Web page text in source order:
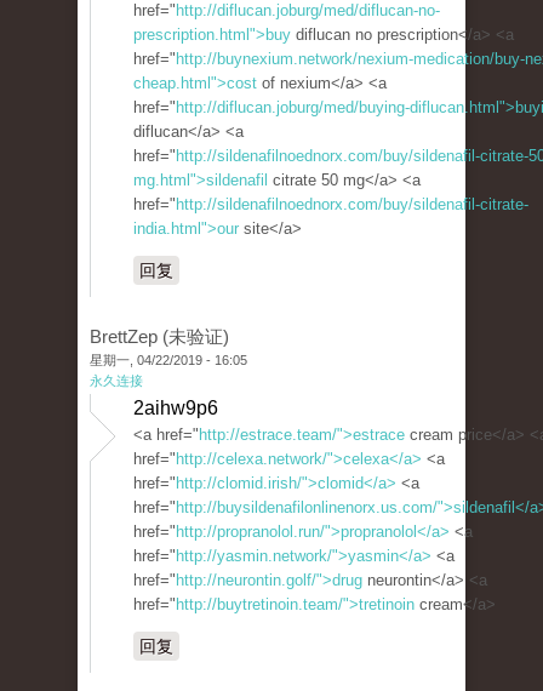
href=" http://diflucan.joburg/med/diflucan-no-
prescription.html">buy diflucan no prescription</a> <a
href=" http://buynexium.network/nexium-medication/buy-
cheap.html">cost of nexium</a> <a
href=" http://diflucan.joburg/med/buying-
diflucan</a> <a
href=" http://sildenafilnoednorx.com/buy/sildenafil-citrate-
mg.html">sildenafil citrate 50 mg</a> <a
href=" http://sildenafilnoednorx.com/buy/sildenafil-citrate-
india.html">our site</a>
回复
BrettZep (未验证)
星期一, 04/22/2019 - 16:05
永久连接
2aihw9p6
<a href=" http://estrace.team/">estrace cream price</a>
href=" http://celexa.network/">celexa</a> <a
href=" http://clomid.irish/">clomid</a> <a
href=" http://buysildenafilonlinenorx.us.com/">sildenafil</
href=" http://propranolol.run/">propranolol</a> <a
href=" http://yasmin.network/">yasmin</a> <a
href=" http://neurontin.golf/">drug neurontin</a> <a
href=" http://buytretinoin.team/">tretinoin cream</a>
回复